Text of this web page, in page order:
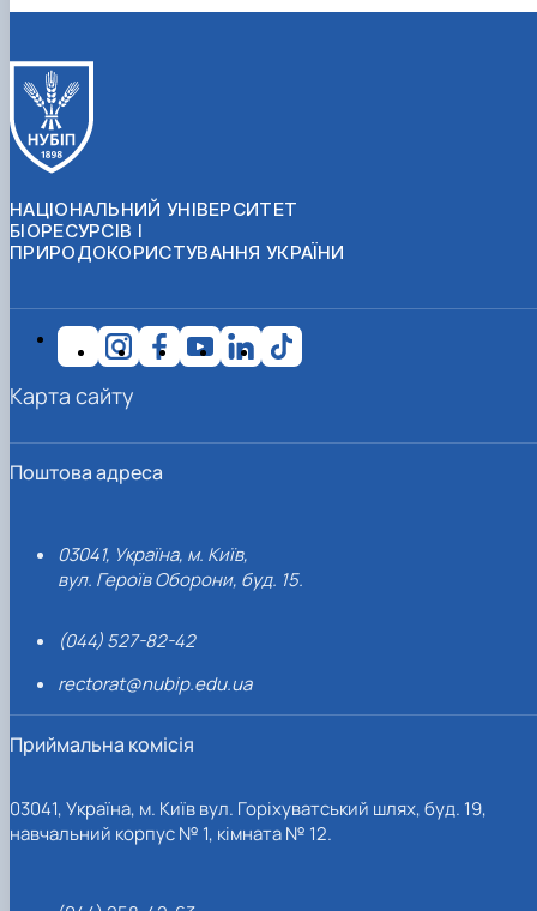
НАЦІОНАЛЬНИЙ УНІВЕРСИТЕТ
БІОРЕСУРСІВ І
ПРИРОДОКОРИСТУВАННЯ УКРАЇНИ
Поштова адреса
03041, Україна, м. Київ,
вул. Героїв Оборони, буд. 15.
(044) 527-82-42
rectorat@nubip.edu.ua
Приймальна комісія
03041, Україна, м. Київ вул. Горіхуватський шлях, буд. 19,
навчальний корпус № 1, кімната № 12.
Карта сайту